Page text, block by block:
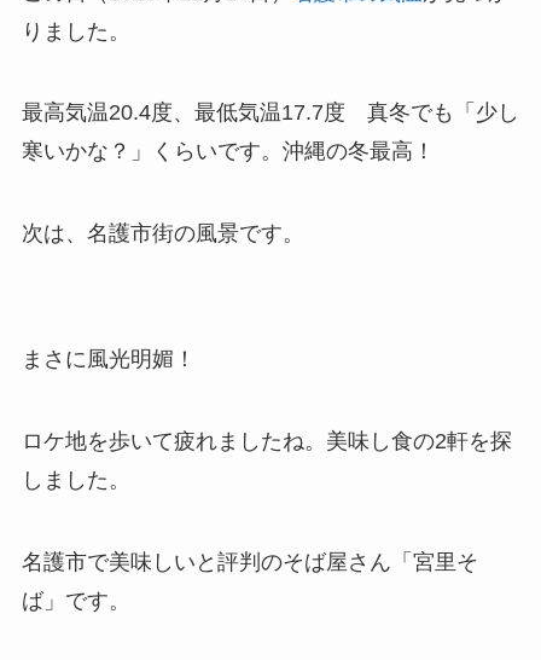
りました。
最高気温20.4度、最低気温17.7度 真冬でも「少し
寒いかな？」くらいです。沖縄の冬最高！
次は、名護市街の風景です。
まさに風光明媚！
ロケ地を歩いて疲れましたね。美味し食の2軒を探
しました。
名護市で美味しいと評判のそば屋さん「宮里そ
ば」です。